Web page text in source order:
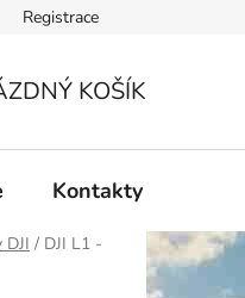
Registrace
KOŠÍK
Kontakty
DJI / DJI L1 -